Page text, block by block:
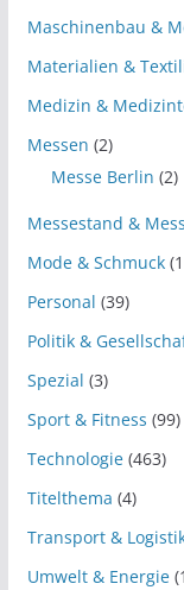
Maschinenbau &
Materialien &
Medizin &
Messen (2)
Messe Berlin (2)
Messestand &
Mode & Schmuck
Personal (39)
Politik &
Spezial (3)
Sport & Fitness (99)
Technologie(463)
Titelthema (4)
Transport &
Umwelt & Energie